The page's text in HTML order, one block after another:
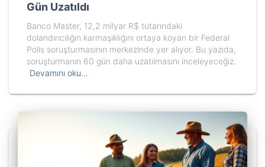
Gün Uzatıldı
Banco Master, 12,2 milyar R$ tutarındaki
dolandırıcılığın karmaşıklığını ortaya koyan bir Federal
Polis soruşturmasının merkezinde yer alıyor. Bu yazıda,
soruşturmanın 60 gün daha uzatılmasını inceleyeceğiz.
Devamını oku…